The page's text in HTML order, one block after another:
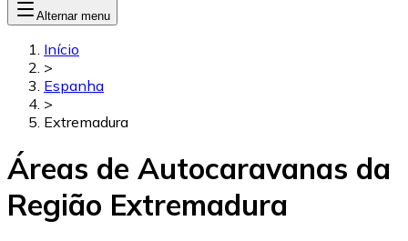
Alternar menu
Início
>
Espanha
>
Extremadura
Áreas de Autocaravanas da
Região Extremadura